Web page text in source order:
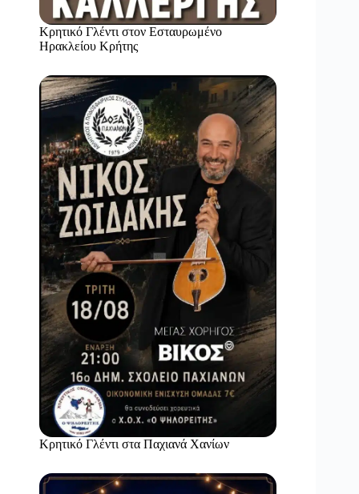
Κρητικό Γλέντι στον Εσταυρωμένο
Ηρακλείου Κρήτης
Κρητικό Γλέντι στα Παχιανά Χανίων